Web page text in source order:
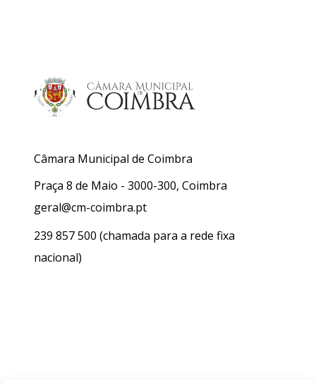
Câmara Municipal de Coimbra
Praça 8 de Maio - 3000-300, Coimbra
geral@cm-coimbra.pt
239 857 500 (chamada para a rede fixa
nacional)